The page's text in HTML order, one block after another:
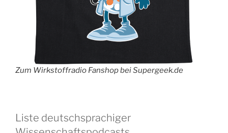
Zum Wirkstoffradio Fanshop bei Supergeek.de
Liste deutschsprachiger